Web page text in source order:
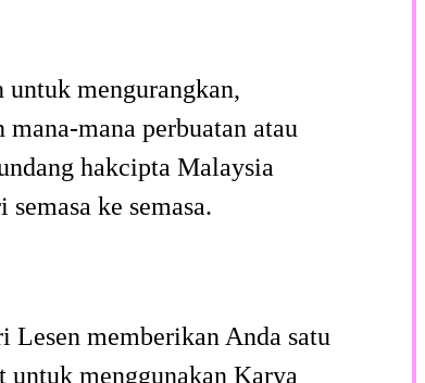
mengurangkan,
mana perbuatan atau
hakcipta Malaysia
ke semasa.
Lesen memberikan Anda satu
menggunakan Karya